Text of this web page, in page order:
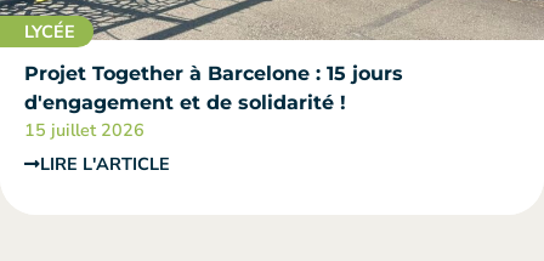
LYCÉE
Projet Together à Barcelone : 15 jours
d'engagement et de solidarité !
15 juillet 2026
LIRE L'ARTICLE